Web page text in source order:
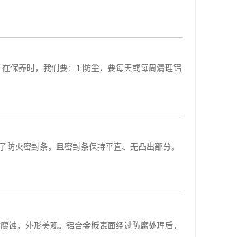
保养时，我们要：1.防尘，要每天或每周清理铝
火密封条，且密封条保持平直、无凸出部分。
，外形美观。铝合金板表面经过防腐处理后，